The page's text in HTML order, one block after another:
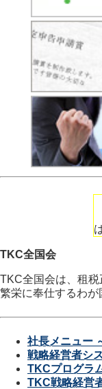
TKC全国会
TKC全国会は、租
繁栄に奉仕するわが
社長メニュー
戦略経営者シ
TKCプログラ
TKC戦略経営